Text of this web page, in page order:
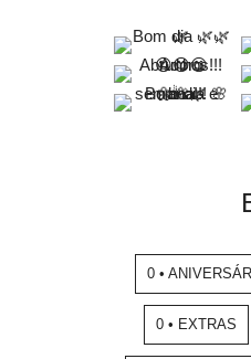
0 •
0 • EXTRAS